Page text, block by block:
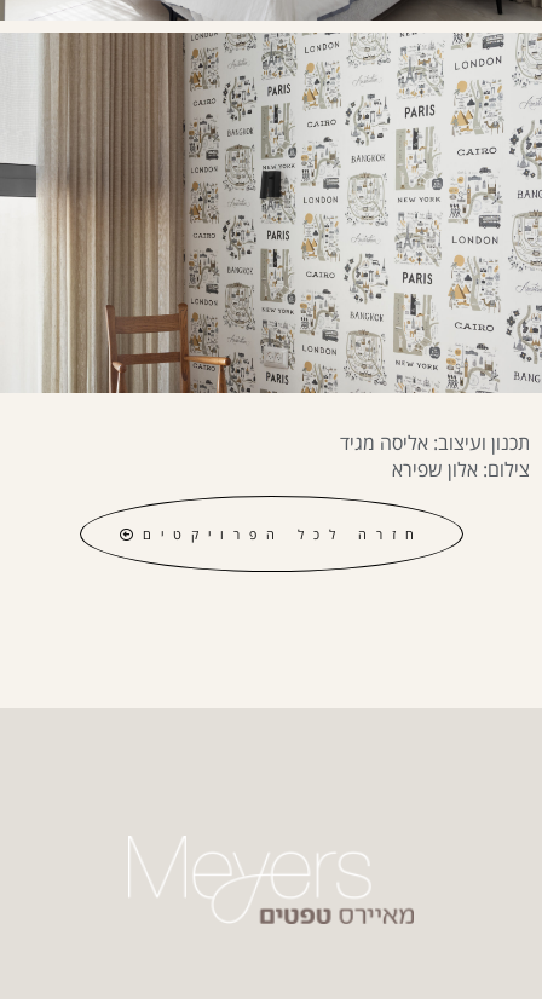
תכנון ועיצוב: אליסה מגיד
צילום: אלון שפירא
חזרה לכל הפרויקטים